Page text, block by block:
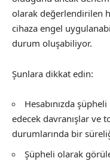
olarak değerlendirilen
cihaza engel
durum oluşabiliyor.
Şunlara dikkat edin:
Hesabınızda
edecek davranışlar ve
durumlarında bir
Şüpheli olarak